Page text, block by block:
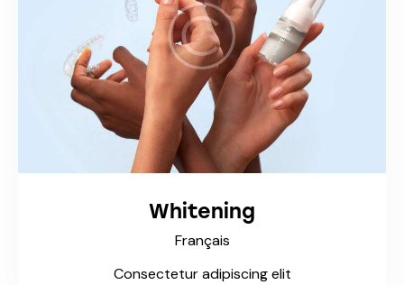
Whitening
Français
Consectetur adipiscing elit